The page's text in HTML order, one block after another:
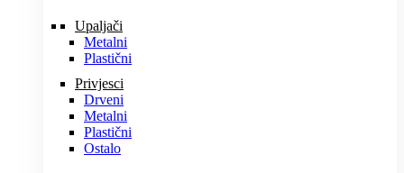
Upaljači
Metalni
Plastični
Privjesci
Drveni
Metalni
Plastični
Ostalo